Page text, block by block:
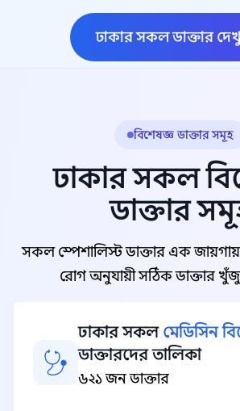
ঢাকার সকল ডাক্তার
বিশেষজ্ঞ ডাক্তার সমূহ
ঢাকার সকল
ডাক্তার
সকল স্পেশালিস্ট ডাক্তার এক
রোগ অনুযায়ী সঠিক ডাক্তার
ঢাকার সকল মেডিসিন
ডাক্তারদের তালিকা
৬২১ জন ডাক্তার